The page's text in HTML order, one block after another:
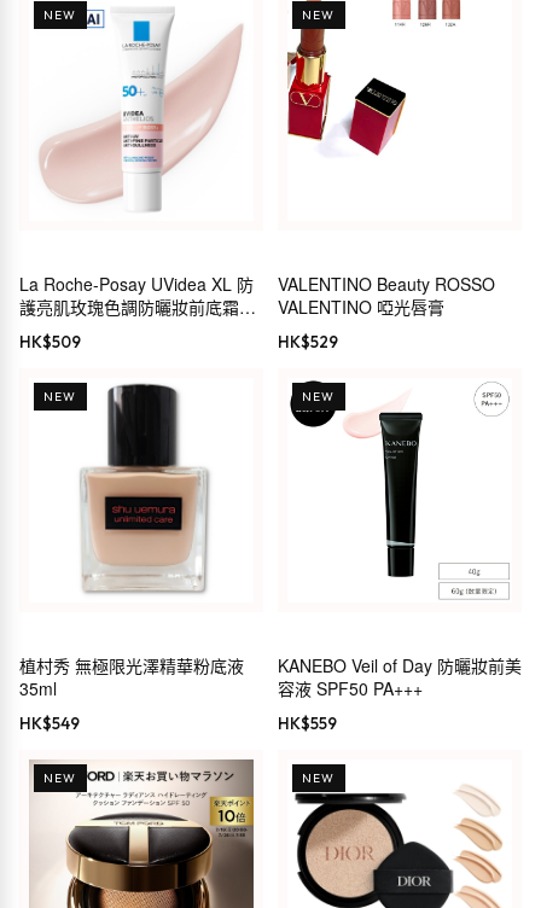
NEW
La Roche-Posay UVidea XL 防
護亮肌玫瑰色調防曬妝前底霜
30ml SPF50+ PA+++
HK$509
NEW
VALENTINO Beauty ROSSO
VALENTINO 啞光唇膏
HK$529
NEW
植村秀 無極限光澤精華粉底液
35ml
HK$549
NEW
KANEBO Veil of Day 防曬妝前美
容液 SPF50 PA+++
HK$559
NEW NEW